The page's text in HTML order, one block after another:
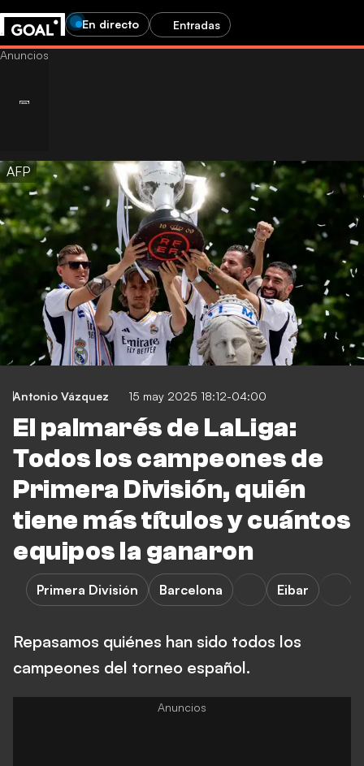
En directo Entradas
AFP
Antonio Vázquez 15 may 2025 18:12-04:00
El palmarés de LaLiga:
Todos los campeones de
Primera División, quién
tiene más títulos y cuántos
equipos la ganaron
Primera División Barcelona Eibar
Repasamos quiénes han sido todos los
campeones del torneo español.